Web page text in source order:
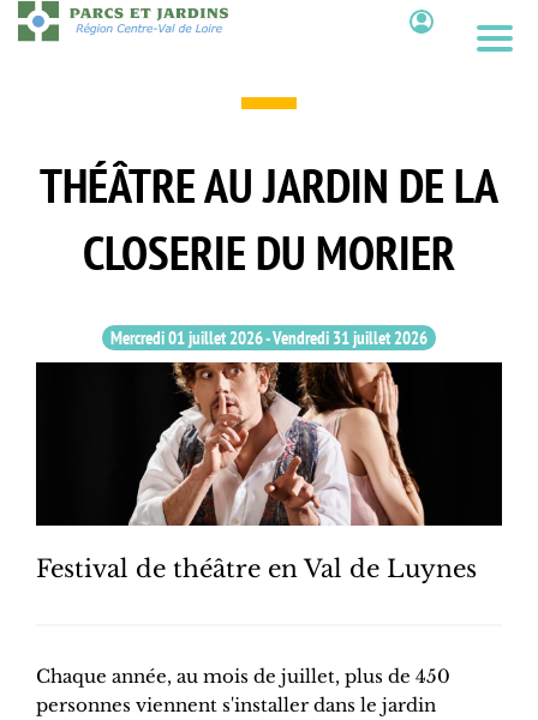
Aller
au
THÉÂTRE AU JARDIN DE LA
CLOSERIE DU MORIER
Mercredi 01 juillet 2026-Vendredi 31 juillet 2026
Festival de théâtre en Val de Luynes
Chaque année, au mois de juillet, plus de 450
personnes viennent s'installer dans le jardin